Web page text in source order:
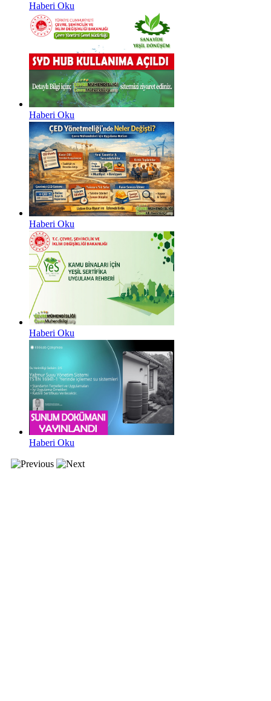
Haberi Oku
Haberi Oku
Haberi Oku
Haberi Oku
Haberi Oku